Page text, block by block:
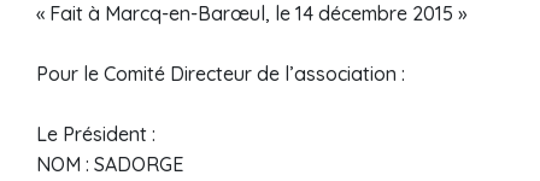
« Fait à Marcq-en-Barœul, le 14 décembre 2015 »
Pour le Comité Directeur de l’association :
Le Président :
NOM : SADORGE